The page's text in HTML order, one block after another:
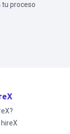
proceso